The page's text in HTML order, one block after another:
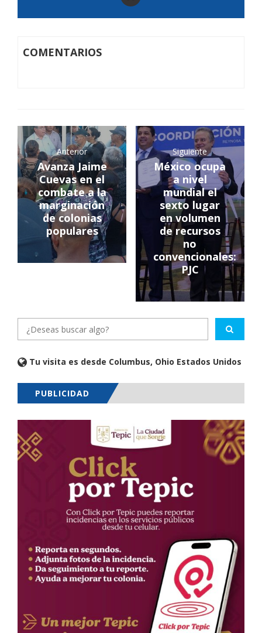
COMENTARIOS
Anterior
Avanza Jaime
Cuevas en el
combate a la
marginación
de colonias
populares
Siguiente
México ocupa
a nivel
mundial el
sexto lugar
en volumen
de recursos
no
convencionales:
PJC
Tu visita es desde Columbus, Ohio Estados Unidos
PUBLICIDAD